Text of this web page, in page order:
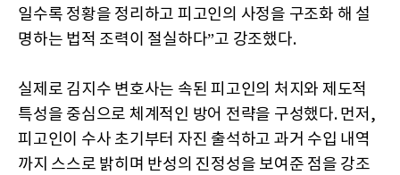
일수록 정황을 정리하고 피고인의 사정을 구조화 해 설
명하는 법적 조력이 절실하다”고 강조했다.
실제로 김지수 변호사는 속된 피고인의 처지와 제도적
특성을 중심으로 체계적인 방어 전략을 구성했다. 먼저,
피고인이 수사 초기부터 자진 출석하고 과거 수입 내역
까지 스스로 밝히며 반성의 진정성을 보여준 점을 강조